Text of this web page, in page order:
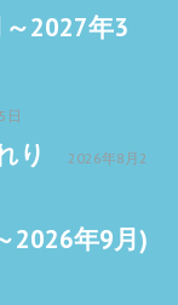
2027年3
日
り 2026年8月2
2026年9月)